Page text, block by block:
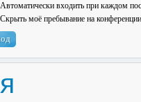
Автоматически входить при каждом
Скрыть моё пребывание на